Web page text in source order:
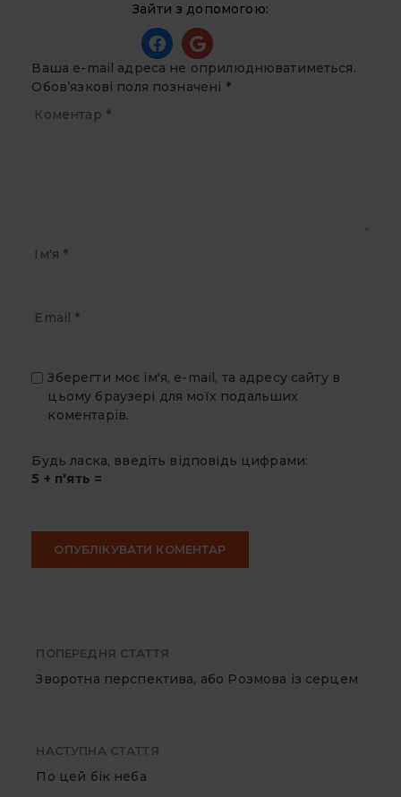
Зайти з допомогою:
Ваша e-mail адреса не оприлюднюватиметься.
Обов’язкові поля позначені *
Коментар *
Ім'я *
Email *
Зберегти моє ім'я, e-mail, та адресу сайту в
цьому браузері для моїх подальших
коментарів.
Будь ласка, введіть відповідь цифрами:
5 + п'ять =
ПОПЕРЕДНЯ СТАТТЯ
Зворотна перспектива, або Розмова із серцем
НАСТУПНА СТАТТЯ
По цей бік неба